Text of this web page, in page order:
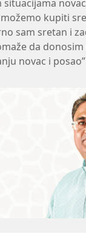
situacijama
kupiti
sam sretan i
da
novac i